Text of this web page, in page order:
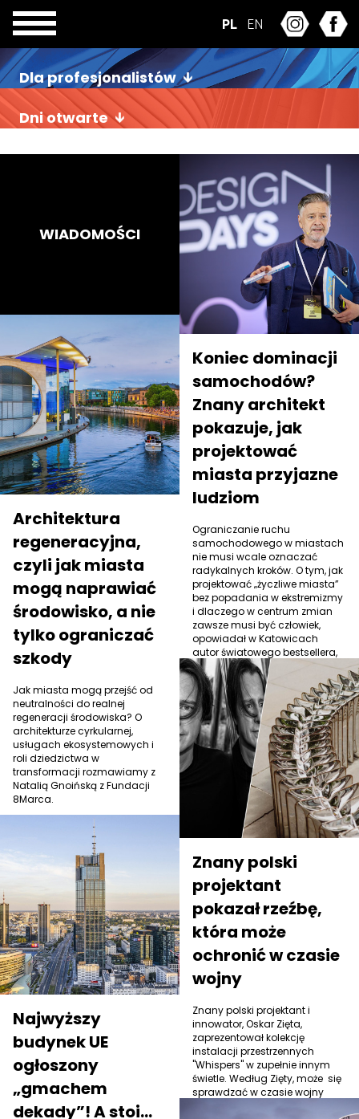
PL EN
Dla profesjonalistów
Dni otwarte
WIADOMOŚCI
Koniec dominacji
samochodów?
Znany architekt
pokazuje, jak
projektować
miasta przyjazne
ludziom
Ograniczanie ruchu
samochodowego w miastach
nie musi wcale oznaczać
radykalnych kroków. O tym, jak
projektować „życzliwe miasta”
bez popadania w ekstremizmy
i dlaczego w centrum zmian
zawsze musi być człowiek,
opowiadał w Katowicach
autor światowego bestsellera,
David Sim.
Architektura
regeneracyjna,
czyli jak miasta
mogą naprawiać
środowisko, a nie
tylko ograniczać
szkody
Jak miasta mogą przejść od
neutralności do realnej
regeneracji środowiska? O
architekturze cyrkularnej,
usługach ekosystemowych i
roli dziedzictwa w
transformacji rozmawiamy z
Natalią Gnoińską z Fundacji
8Marca.
Znany polski
projektant
pokazał rzeźbę,
która może
ochronić w czasie
wojny
Znany polski projektant i
innowator, Oskar Zięta,
zaprezentował kolekcję
instalacji przestrzennych
"Whispers" w zupełnie innym
świetle. Według Zięty, może się
sprawdzać w czasie wojny
Najwyższy
budynek UE
ogłoszony
„gmachem
dekady”! A stoi…